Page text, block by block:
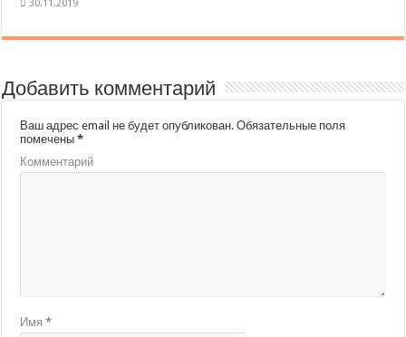
Добавить комментарий
Ваш адрес email не будет опубликован. Обязательные поля
помечены*
Комментарий
Имя*